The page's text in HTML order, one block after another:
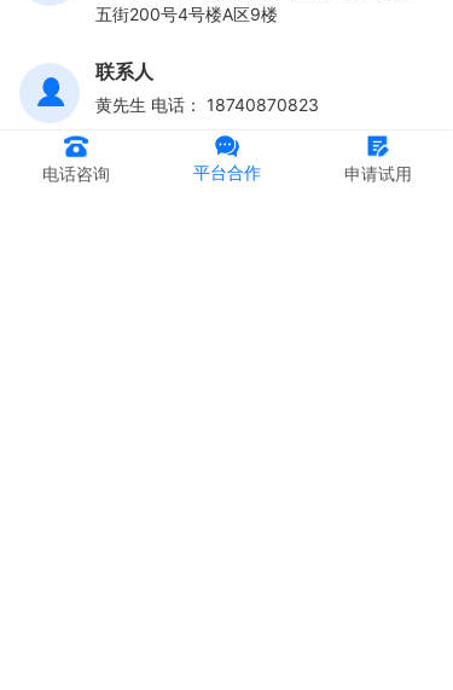
五街200号4号楼A区9楼
联系人
黄先生 电话： 18740870823
电话咨询 平台合作 申请试用